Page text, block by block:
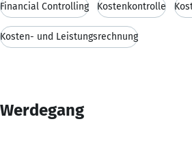
Financial Controlling Kostenkontrolle
Kosten- und Leistungsrechnung
Werdegang